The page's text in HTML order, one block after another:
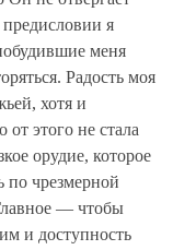
я
меня
Радость моя
хотя и
от этого не стала
орудие, которое
по чрезмерной
— чтобы
и доступность